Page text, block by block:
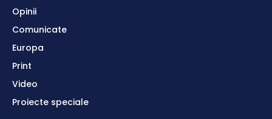
Opinii
Comunicate
Europa
Print
Video
Proiecte speciale